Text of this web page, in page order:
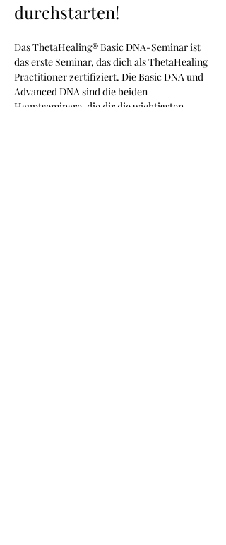
durchstarten!
Das ThetaHealing® Basic DNA-Seminar ist
das erste Seminar, das dich als ThetaHealing
Practitioner zertifiziert. Die Basic DNA und
Advanced DNA sind die beiden
Hauptseminare, die dir die wichtigsten